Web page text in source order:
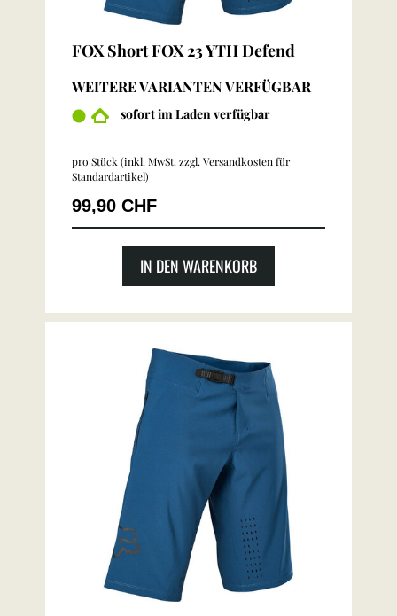
FOX Short FOX 23 YTH Defend
WEITERE VARIANTEN VERFÜGBAR
sofort im Laden verfügbar
pro Stück (inkl. MwSt. zzgl. Versandkosten für
Standardartikel)
99,90 CHF
IN DEN WARENKORB